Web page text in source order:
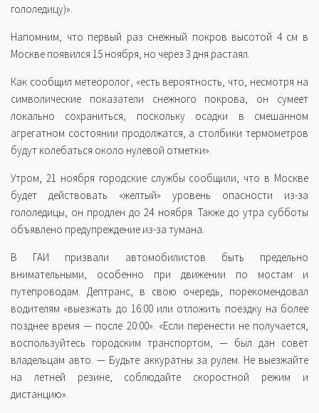
гололедицу)».
Напомним, что первый раз снежный покров высотой 4 см в
Москве появился 15 ноября, но через 3 дня растаял.
Как сообщил метеоролог, «есть вероятность, что, несмотря на
символические показатели снежного покрова, он сумеет
локально сохраниться, поскольку осадки в смешанном
агрегатном состоянии продолжатся, а столбики термометров
будут колебаться около нулевой отметки».
Утром, 21 ноября городские службы сообщили, что в Москве
будет действовать «желтый» уровень опасности из-за
гололедицы, он продлен до 24 ноября. Также до утра субботы
объявлено предупреждение из-за тумана.
В ГАИ призвали автомобилистов быть предельно
внимательными, особенно при движении по мостам и
путепроводам. Дептранс, в свою очередь, порекомендовал
водителям «выезжать до 16:00 или отложить поездку на более
позднее время — после 20:00». «Если перенести не получается,
воспользуйтесь городским транспортом, — был дан совет
владельцам авто. — Будьте аккуратны за рулем. Не выезжайте
на летней резине, соблюдайте скоростной режим и
дистанцию».